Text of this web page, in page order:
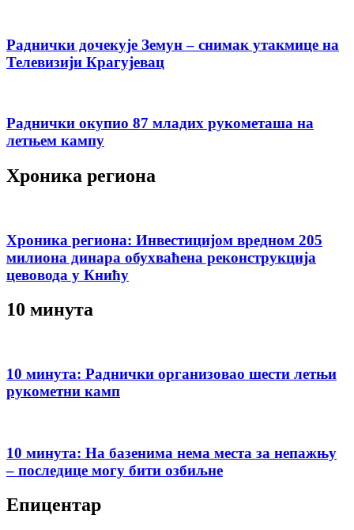
Раднички дочекује Земун – снимак утакмице на
Телевизији Крагујевац
Раднички окупио 87 младих рукометаша на
летњем кампу
Хроника региона
Хроника региона: Инвестицијом вредном 205
милиона динара обухваћена реконструкција
цевовода у Книћу
10 минута
10 минута: Раднички организовао шести летњи
рукометни камп
10 минута: На базенима нема места за непажњу
– последице могу бити озбиљне
Епицентар